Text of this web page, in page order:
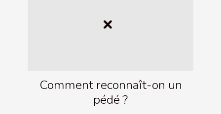
Comment reconnaît-on un
pédé ?